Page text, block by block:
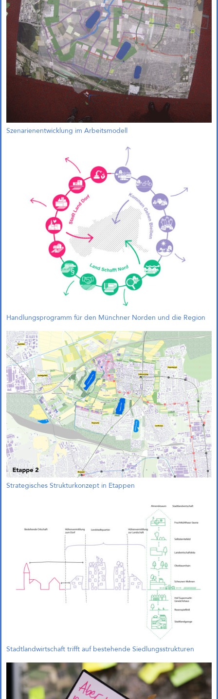
Zukunftsquartier Piek 17,
Bremen (1. Preis)
1. Preis und Beauftragung in
Bremen!
Gemeinsam mit Treibhaus
Landschaftsarchitekten freuen wir
uns, unseren 1. Preis im
Wettbewerb „Zukunftsquartier
Piek 17 – Produktives Stadtquartier
am Grünen Hafenbecken“ in
Bremen nun offiziell bekanngeben
zu können. Der Wettbewerb wurde
bereits Mitte 2024 entschieden
und unsere Arbeitsgemeinschaft
wurde beauftragt, das Projekt im
Rahmen eines städtebaulichen
Entwurfs weiterzuentwickeln.
UdK tuesday. Wettbewerbe
und Strategien: Vortrag an der
Universität der Künste
Am 09.12.2025 um 19:00 Uhr ist
Andreas Krauth mit dem Vortrag
Wettbewerbe und Strategien beim
UdK tuesday im Café Kubik an der
Universität der Künste zu Gast. Wir
freuen uns über die Einladung!
McGraw-Gelände Ost,
München (Objektplanung)
Quartier Green Campus
Leverkusen (1. Preis)
Szenarienentwicklung im Arbeitsmodell
Handlungsprogramm für den Münchner Norden und die Region
Strategisches Strukturkonzept in Etappen
Stadtlandwirtschaft trifft auf bestehende Siedlungsstrukturen